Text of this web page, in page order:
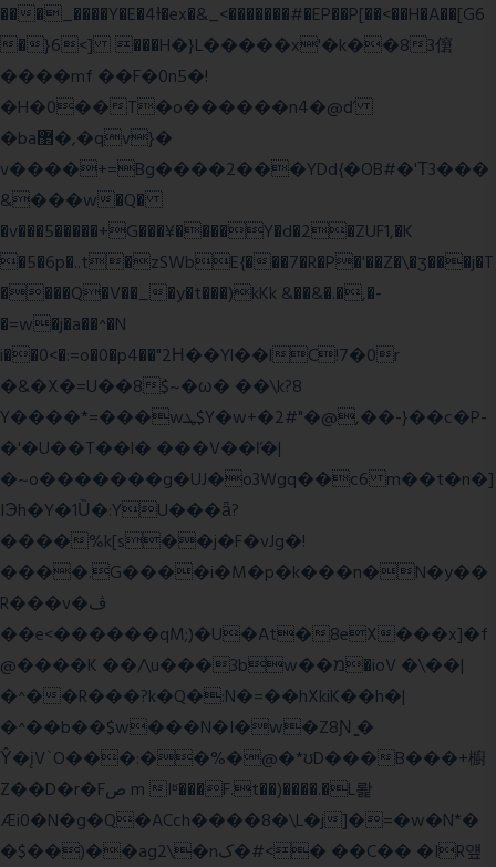
���_����Y�E�4Ɨ�ex�&_<�������#�EP��P[��<��H�A��[G6
�}6<] ���H�}L�����x'�k��83僒
����mf ��F�0n5�!
�H�0��T�o������n4�@ď
�ba޲�,�qv}�
v����+=Bg����2���YDd{�OB#�'Τ3���
&���w�Q�
�v���5�����+G���¥����Y�d�2�ZUF1,�K
�5�6p�..t�zSWbE{���7�R�P�'��Z�\�ʒ���j�T
����Q�V��_�y�t���)kKk &��&�.�,�-
�=w�j�a��^�N
i��0<�:=o�0�p4��"2Η��Yl��lC!7�0r
�&�X�=U��8$~�ω� ��\k?8
Y����*=���wܛ$Y�w+�2#"�@,��-}��c�P-
�'�U��T��l� ���V��ľ�|
�~o�������g�UJ�o3Wgq��c6 m��t�n�]
IЭh�Y�1Ȕ�:YU���ǟ?
����%k[s��j�F�vJg�!
����.G����i�M�p�k���n�N�y��
R���v�ڤ
��e<������qM;)�U�At�8eX���x]�f
@����K ��/\u���3bw��מ�ioV �\��|
�^��R���?k�Q�:N�=��hXkiK��h�|
�^��b��$w���N�I�w�Z8Ɲ ͚�
Ŷ�įV`O���:��%�@�*ʊD���B���+櫥
Z��D�r�Fص m Iʶ���F.t��)����.�L뢅
Æi0�N�g�Q�ACch����8�\L�j]�=�w�N*�
�$��)��ag2\�nک�#<� ��C�� �IR얲